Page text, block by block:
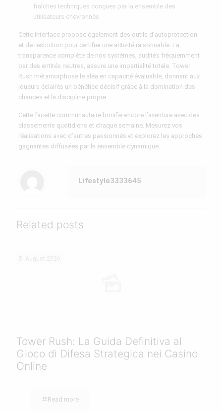
fraîches techniques conçues par la ensemble des
utilisateurs chevronnés
Cette interface propose également des outils d’autoprotection
et de restriction pour certifier une activité raisonnable. La
transparence complète de nos systèmes, audités fréquemment
par des entités neutres, assure une impartialité totale. Tower
Rush métamorphose le aléa en capacité évaluable, donnant aux
joueurs éclairés un bénéfice décisif grâce à la domination des
chances et la discipline propre.
Cette facette communautaire bonifie encore l’aventure avec des
classements quotidiens et chaque semaine. Mesurez vos
réalisations avec d’autres passionnés et explorez les approches
gagnantes diffusées par la ensemble dynamique.
Lifestyle3333645
Related posts
5. August 2026
Tower Rush: La Guida Definitiva al
Gioco di Difesa Strategica nei Casino
Online
Read more